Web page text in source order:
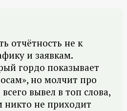
отчётность не к
и заявкам.
гордо показывает
но молчит про
вывел в топ слова,
никто не приходит